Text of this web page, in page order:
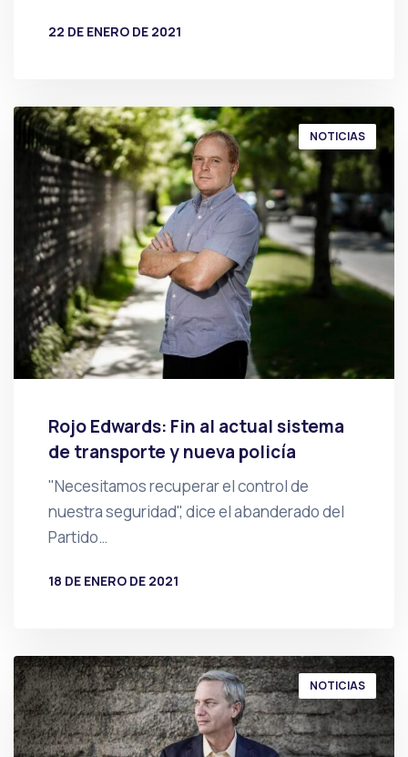
22 DE ENERO DE 2021
NOTICIAS
Rojo Edwards: Fin al actual sistema
de transporte y nueva policía
"Necesitamos recuperar el control de
nuestra seguridad", dice el abanderado del
Partido…
18 DE ENERO DE 2021
NOTICIAS